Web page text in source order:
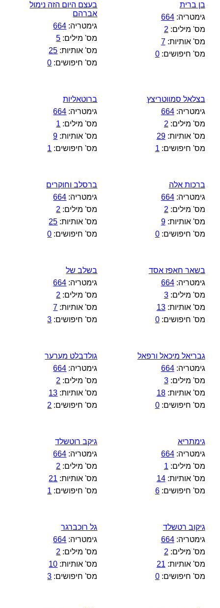
בן ברית
גימטריה:664
מס' מילים: 2
מס' אותיות:7
מס' חיפושים:0
בעצם היום הזה נימול
אברהם
גימטריה: 664
מס' מילים: 5
מס' אותיות: 25
מס' חיפושים: 0
בצלאל סמווטריצץ
גימטריה:664
מס' מילים: 2
מס' אותיות:29
מס' חיפושים: 1
ברוטאליות
גימטריה: 664
מס' מילים: 1
מס' אותיות: 9
מס' חיפושים: 1
ברכות אלה
גימטריה:664
מס' מילים: 2
מס' אותיות:9
מס' חיפושים:0
ברסלב וחוקרים
גימטריה: 664
מס' מילים: 2
מס' אותיות: 25
מס' חיפושים: 0
בשאר חאפז אסד
גימטריה:664
מס' מילים:3
מס' אותיות:13
מס' חיפושים:0
בשלב של
גימטריה: 664
מס' מילים: 2
מס' אותיות: 7
מס' חיפושים: 3
גבריאל מיכאל ורפאל
גימטריה:664
מס' מילים:3
מס' אותיות:18
מס' חיפושים:0
גולדבלט מערער
גימטריה: 664
מס' מילים: 2
מס' אותיות: 13
מס' חיפושים: 2
גימתריא
גימטריה:664
מס' מילים: 1
מס' אותיות:14
מס' חיפושים:6
גיקב רוטשלד
גימטריה: 664
מס' מילים: 2
מס' אותיות: 21
מס' חיפושים: 1
גיקוב רטשלד
גימטריה:664
מס' מילים: 2
מס' אותיות: 21
מס' חיפושים:0
גל רוכברגר
גימטריה: 664
מס' מילים: 2
מס' אותיות: 10
מס' חיפושים: 3